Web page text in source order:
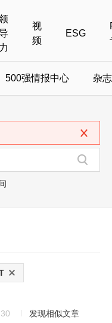
力
视
频
ESG
500强情报中心 杂
发现相似文章